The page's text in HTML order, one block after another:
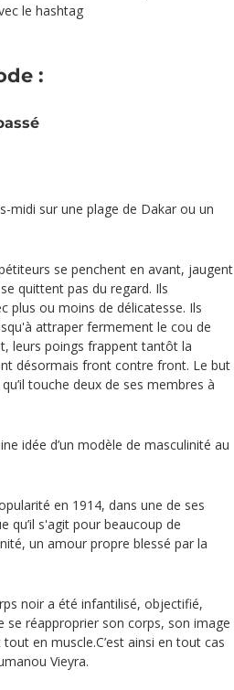
le hashtag
:
midi sur une plage de Dakar ou un
se penchent en avant, jaugent
quittent pas du regard. Ils
plus ou moins de délicatesse. Ils
attraper fermement le cou de
leurs poings frappent tantôt la
désormais front contre front. Le but
touche deux de ses membres à
idée d’un modèle de masculinité au
en 1914, dans une de ses
qu’il s'agit pour beaucoup de
un amour propre blessé par la
noir a été infantilisé, objectifié,
se réapproprier son corps, son image
en muscle.C’est ainsi en tout cas
Vieyra.